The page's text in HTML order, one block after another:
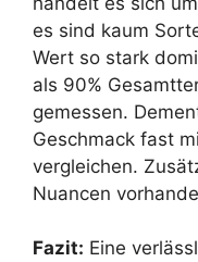
es sind kaum
Wert so stark
als 90%
gemessen.
Geschmack fast
vergleichen.
Nuancen
Fazit: Eine